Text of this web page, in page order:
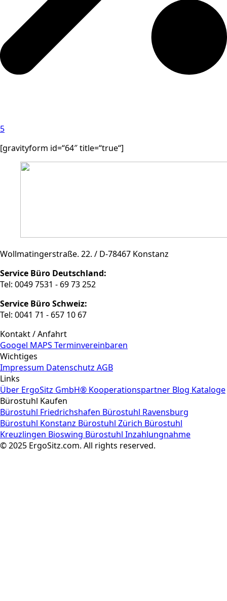
5
[gravityform id=“64″ title=“true“]
Wollmatingerstraße. 22. / D-78467 Konstanz
Service Büro Deutschland:
Tel: 0049 7531 - 69 73 252
Service Büro Schweiz:
Tel: 0041 71 - 657 10 67
Kontakt / Anfahrt
Googel MAPS Terminvereinbaren
Wichtiges
Impressum Datenschutz AGB
Links
Über ErgoSitz GmbH® Kooperationspartner Blog Kataloge
Bürostuhl Kaufen
Bürostuhl Friedrichshafen Bürostuhl Ravensburg
Bürostuhl Konstanz Bürostuhl Zürich Bürostuhl
Kreuzlingen Bioswing Bürostuhl Inzahlungnahme
© 2025 ErgoSitz.com. All rights reserved.